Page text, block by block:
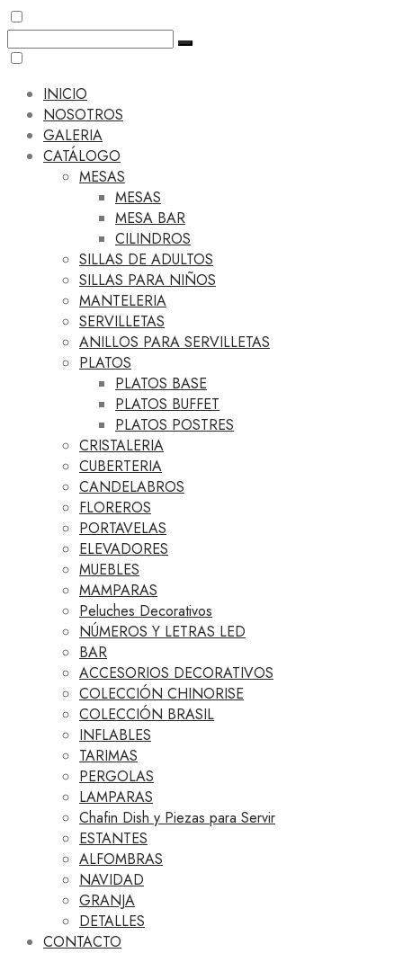
INICIO
NOSOTROS
GALERIA
CATÁLOGO
MESAS
MESAS
MESA BAR
CILINDROS
SILLAS DE ADULTOS
SILLAS PARA NIÑOS
MANTELERIA
SERVILLETAS
ANILLOS PARA SERVILLETAS
PLATOS
PLATOS BASE
PLATOS BUFFET
PLATOS POSTRES
CRISTALERIA
CUBERTERIA
CANDELABROS
FLOREROS
PORTAVELAS
ELEVADORES
MUEBLES
MAMPARAS
Peluches Decorativos
NÚMEROS Y LETRAS LED
BAR
ACCESORIOS DECORATIVOS
COLECCIÓN CHINORISE
COLECCIÓN BRASIL
INFLABLES
TARIMAS
PERGOLAS
LAMPARAS
Chafin Dish y Piezas para Servir
ESTANTES
ALFOMBRAS
NAVIDAD
GRANJA
DETALLES
CONTACTO